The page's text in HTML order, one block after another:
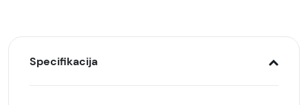
Specifikacija